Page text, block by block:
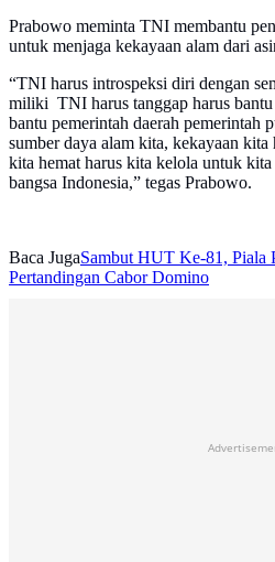
Prabowo meminta TNI membantu
untuk menjaga kekayaan alam dari
“TNI harus introspeksi diri dengan
miliki TNI harus tanggap harus
bantu pemerintah daerah pemerintah
sumber daya alam kita, kekayaan kita
kita hemat harus kita kelola untuk
bangsa Indonesia,” tegas Prabowo.
Baca JugaSambut HUT Ke-81, Piala
Pertandingan Cabor Domino